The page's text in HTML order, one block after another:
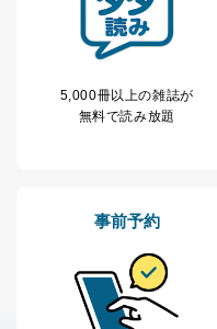
当該事業者の権利又は
③国の機関又は地方公
用目的を本人に通知し
事務の遂行に支障を及
④開示対象個人情報の
（内容の訂正、追加
に対応させていただい
個人情報は「マイペー
で、訂正、追加、変
5,000冊以上の雑誌が
無料で読み放題
事前予約